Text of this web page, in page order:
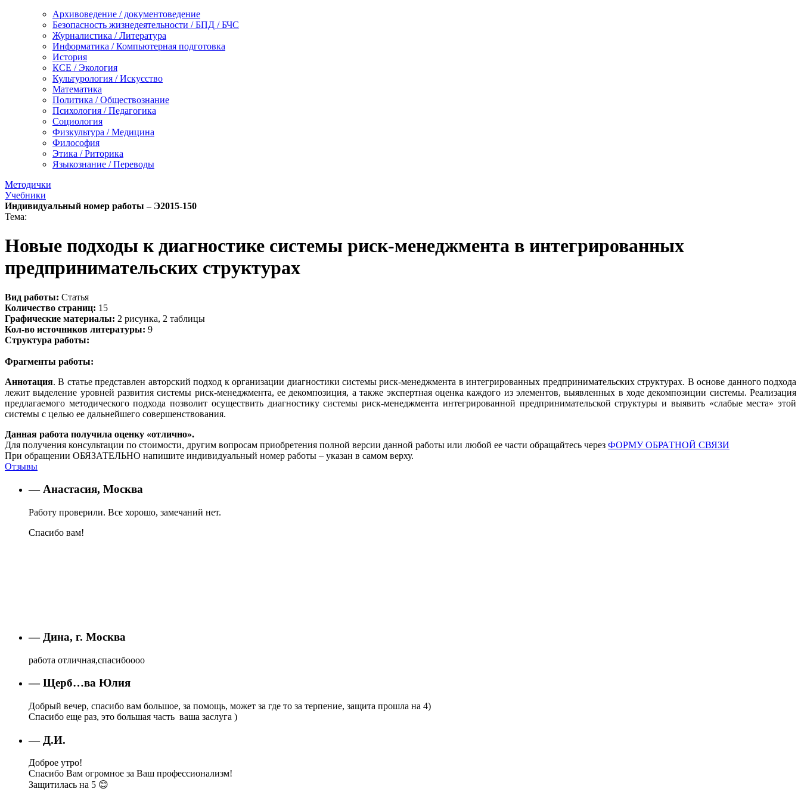
Архивоведение / документоведение
Безопасность жизнедеятельности / БПД / БЧС
Журналистика / Литература
Информатика / Компьютерная подготовка
История
КСЕ / Экология
Культурология / Искусство
Математика
Политика / Обществознание
Психология / Педагогика
Социология
Физкультура / Медицина
Философия
Этика / Риторика
Языкознание / Переводы
Методички
Учебники
Индивидуальный номер работы – Э2015-150
Тема:
Новые подходы к диагностике системы риск-менеджмента в интегрированных
предпринимательских структурах
Вид работы: Статья
Количество страниц: 15
Графические материалы: 2 рисунка, 2 таблицы
Кол-во источников литературы: 9
Структура работы:
Фрагменты работы:
Аннотация. В статье представлен авторский подход к организации диагностики системы риск-менеджмента в интегрированных предпринимательских структурах. В основе данного подхода
лежит выделение уровней развития системы риск-менеджмента, ее декомпозиция, а также экспертная оценка каждого из элементов, выявленных в ходе декомпозиции системы. Реализация
предлагаемого методического подхода позволит осуществить диагностику системы риск-менеджмента интегрированной предпринимательской структуры и выявить «слабые места» этой
системы с целью ее дальнейшего совершенствования.
Данная работа получила оценку «отлично».
Для получения консультации по стоимости, другим вопросам приобретения полной версии данной работы или любой ее части обращайтесь через ФОРМУ ОБРАТНОЙ СВЯЗИ
При обращении ОБЯЗАТЕЛЬНО напишите индивидуальный номер работы – указан в самом верху.
Отзывы
— Анастасия, Москва
Работу проверили. Все хорошо, замечаний нет.
Спасибо вам!
— Дина, г. Москва
работа отличная,спасибоооо
— Щерб…ва Юлия
Добрый вечер, спасибо вам большое, за помощь, может за где то за терпение, защита прошла на 4)
Спасибо еще раз, это большая часть ваша заслуга )
— Д.И.
Доброе утро!
Спасибо Вам огромное за Ваш профессионализм!
Защитилась на 5 😊